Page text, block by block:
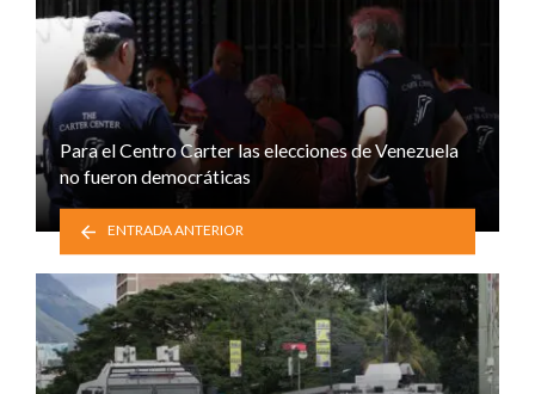
Para el Centro Carter las elecciones de Venezuela
no fueron democráticas
ENTRADA ANTERIOR